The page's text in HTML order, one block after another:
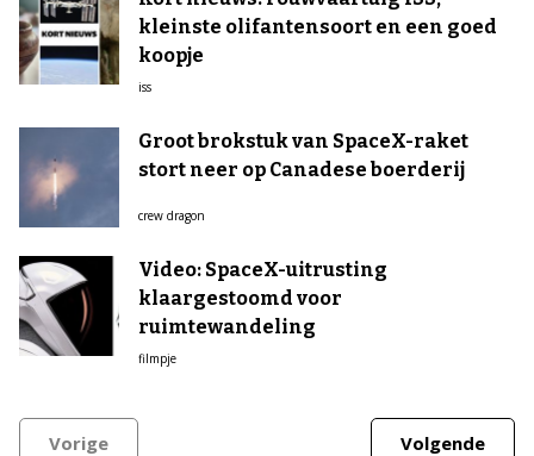
kleinste olifantensoort en een goed
koopje
iss
Groot brokstuk van SpaceX-raket
stort neer op Canadese boerderij
crew dragon
Video: SpaceX-uitrusting
klaargestoomd voor
ruimtewandeling
filmpje
Vorige Volgende